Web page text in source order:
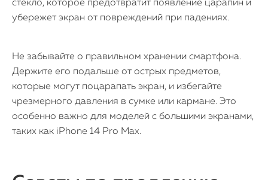
стекло, которое предотвратит появление царапин и
убережет экран от повреждений при падениях.
Не забывайте о правильном хранении смартфона.
Держите его подальше от острых предметов,
которые могут поцарапать экран, и избегайте
чрезмерного давления в сумке или кармане. Это
особенно важно для моделей с большими экранами,
таких как iPhone 14 Pro Max.